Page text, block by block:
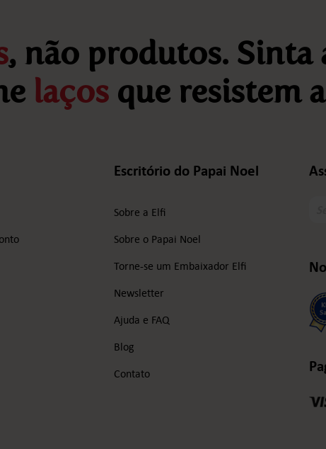
, não produtos. Sinta
laços que resistem
Escritório do Papai Noel
Sobre a Elfi
Sobre o Papai Noel
Torne-se um Embaixador Elfi
Newsletter
Ajuda e FAQ
Blog
Contato